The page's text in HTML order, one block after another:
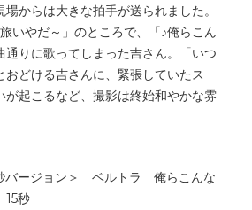
からは大きな拍手が送られました。
いやだ～」のところで、「♪俺らこん
通りに歌ってしまった吉さん。「いつ
おどける吉さんに、緊張していたス
が起こるなど、撮影は終始和やかな雰
ージョン＞ ベルトラ 俺らこんな
秒